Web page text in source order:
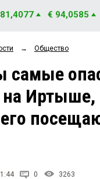
€ 94,0585
→ Общество
самые
на
0 3263